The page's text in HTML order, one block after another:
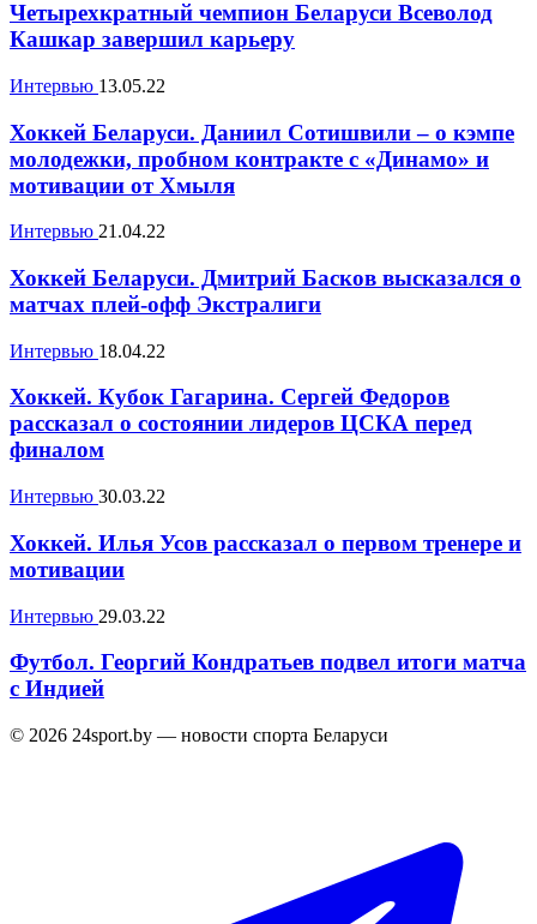
Четырехкратный чемпион Беларуси Всеволод
Кашкар завершил карьеру
Интервью 13.05.22
Хоккей Беларуси. Даниил Сотишвили – о кэмпе
молодежки, пробном контракте с «Динамо» и
мотивации от Хмыля
Интервью 21.04.22
Хоккей Беларуси. Дмитрий Басков высказался о
матчах плей-офф Экстралиги
Интервью 18.04.22
Хоккей. Кубок Гагарина. Сергей Федоров
рассказал о состоянии лидеров ЦСКА перед
финалом
Интервью 30.03.22
Хоккей. Илья Усов рассказал о первом тренере и
мотивации
Интервью 29.03.22
Футбол. Георгий Кондратьев подвел итоги матча
с Индией
© 2026 24sport.by — новости спорта Беларуси